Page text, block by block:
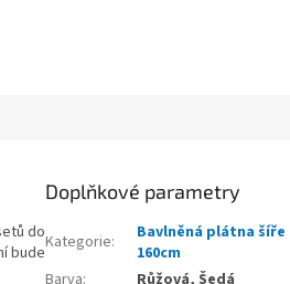
do
bude
Doplňkové parametry
Kategorie:
Bavlněná plátna šíře
160cm
Barva:
Růžová, Šedá